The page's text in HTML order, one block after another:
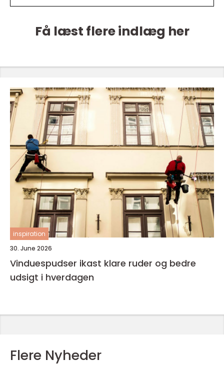
Få læst flere indlæg her
inspiration
30. June 2026
Vinduespudser ikast klare ruder og bedre
udsigt i hverdagen
Flere Nyheder